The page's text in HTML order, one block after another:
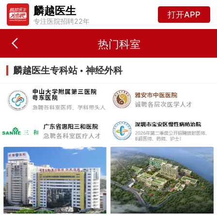
麟越医生
专注医院招聘22年
打开APP
热门科室
麟越医生专科站 • 神经外科